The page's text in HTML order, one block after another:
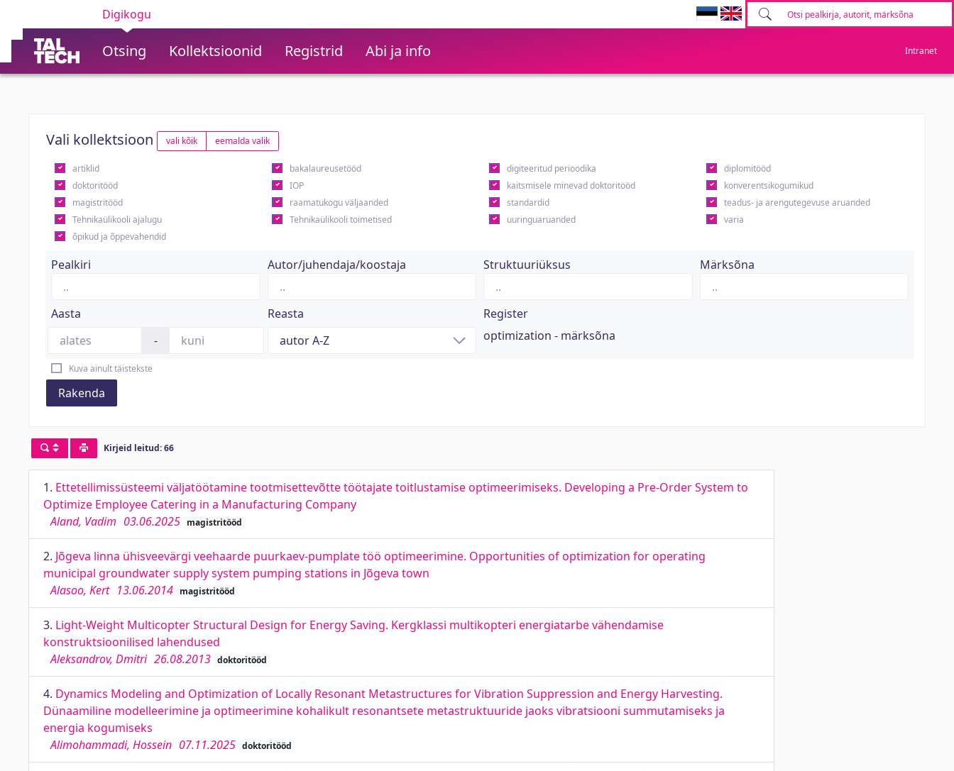
Digikogu
Otsing Kollektsioonid Registrid Abi ja info Intranet
Vali kollektsioon vali kõik eemalda valik
artiklid bakalaureusetööd digiteeritud perioodika
diplomitööd
doktoritööd
IOP kaitsmisele minevad doktoritööd
konverentsikogumikud
magistritööd
raamatukogu väljaanded standardid
teadus- ja arengutegevuse aruanded
Tehnikaülikooli ajalugu
Tehnikaülikooli toimetised uuringuaruanded
varia
õpikud ja õppevahendid
Pealkiri Autor/juhendaja/koostaja Struktuuriüksus Märksõna
Aasta
-
Reasta
Register
optimization - märksõna
Kuva ainult täistekste
Rakenda
Kirjeid leitud: 66
1. Ettetellimissüsteemi väljatöötamine tootmisettevõtte töötajate toitlustamise optimeerimiseks. Developing a Pre-Order System to
Optimize Employee Catering in a Manufacturing Company
Aland, Vadim 03.06.2025 magistritööd
2. Jõgeva linna ühisveevärgi veehaarde puurkaev-pumplate töö optimeerimine. Opportunities of optimization for operating
municipal groundwater supply system pumping stations in Jõgeva town
Alasoo, Kert 13.06.2014 magistritööd
3. Light-Weight Multicopter Structural Design for Energy Saving. Kergklassi multikopteri energiatarbe vähendamise
konstruktsioonilised lahendused
Aleksandrov, Dmitri 26.08.2013 doktoritööd
4. Dynamics Modeling and Optimization of Locally Resonant Metastructures for Vibration Suppression and Energy Harvesting.
Dünaamiline modelleerimine ja optimeerimine kohalikult resonantsete metastruktuuride jaoks vibratsiooni summutamiseks ja
energia kogumiseks
Alimohammadi, Hossein 07.11.2025 doktoritööd